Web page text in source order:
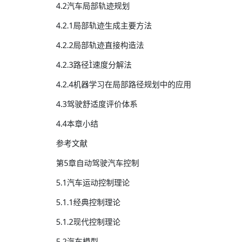
4.2汽车局部轨迹规划
4.2.1局部轨迹生成主要方法
4.2.2局部轨迹直接构造法
4.2.3路径速度分解法
4.2.4机器学习在局部路径规划中的应用
4.3驾驶舒适度评价体系
4.4本章小结
参考文献
第5章自动驾驶汽车控制
5.1汽车运动控制理论
5.1.1经典控制理论
5.1.2现代控制理论